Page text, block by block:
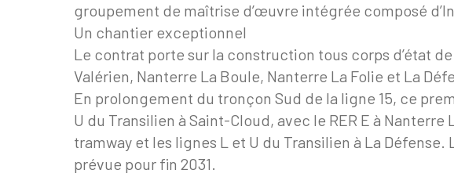
groupement de maîtrise d’œuvre intégrée composé
Un chantier exceptionnel
Le contrat porte sur la construction tous corps d’état
Valérien, Nanterre La Boule, Nanterre La Folie et La
En prolongement du tronçon Sud de la ligne 15, ce
U du Transilien à Saint-Cloud, avec le RER E à Nanterre
tramway et les lignes L et U du Transilien à La
prévue pour fin 2031.